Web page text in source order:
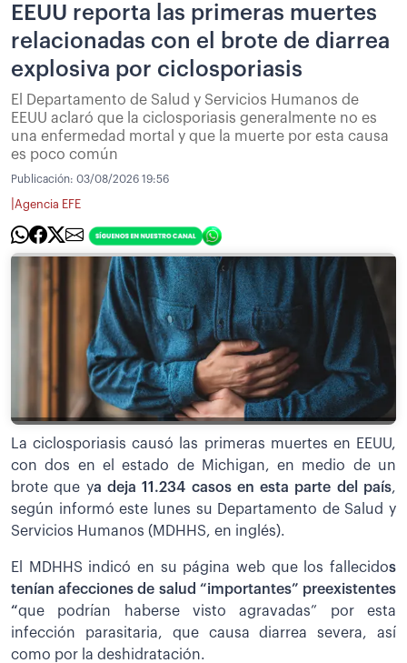
EEUU reporta las primeras muertes
relacionadas con el brote de diarrea
explosiva por ciclosporiasis
El Departamento de Salud y Servicios Humanos de
EEUU aclaró que la ciclosporiasis generalmente no es
una enfermedad mortal y que la muerte por esta causa
es poco común
Publicación: 03/08/2026 19:56
Agencia EFE
La ciclosporiasis causó las primeras muertes en EEUU,
con dos en el estado de Michigan, en medio de un
brote que ya deja 11.234 casos en esta parte del país,
según informó este lunes su Departamento de Salud y
Servicios Humanos (MDHHS, en inglés).
El MDHHS indicó en su página web que los fallecidos
tenían afecciones de salud “importantes” preexistentes
“que podrían haberse visto agravadas” por esta
infección parasitaria, que causa diarrea severa, así
como por la deshidratación.